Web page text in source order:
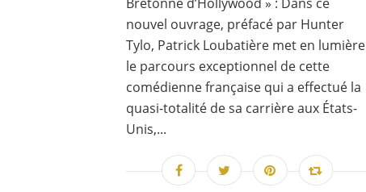
nouvel ouvrage, préfacé par Hunter
Tylo, Patrick Loubatière met en lumière
le parcours exceptionnel de cette
comédienne française qui a effectué la
quasi-totalité de sa carrière aux États-
Unis,...